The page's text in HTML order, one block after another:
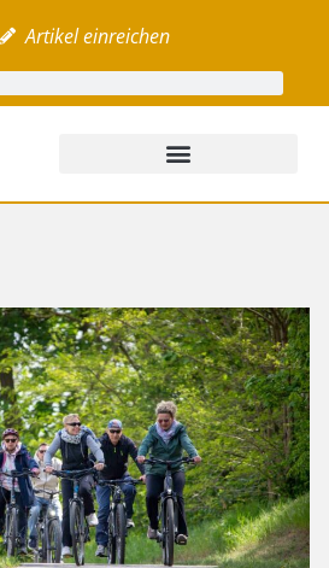
Artikel einreichen